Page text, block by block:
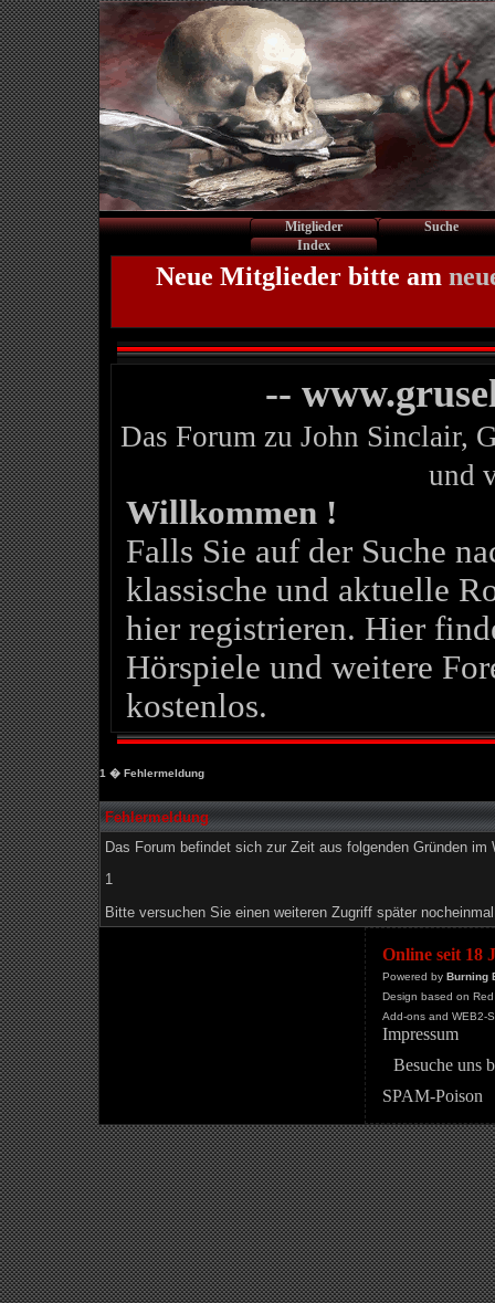
Mitglieder
Suche
Index
Neue Mitglieder bitte am
--
Das Forum zu John Sinclair,
und
Willkommen !
Falls Sie auf der Suche
klassische und aktuelle
hier registrieren. Hier
Hörspiele und weitere
kostenlos.
1 � Fehlermeldung
Fehlermeldung
Das Forum befindet sich zur Zeit aus folgenden Gründen im
1
Bitte versuchen Sie einen weiteren Zugriff später
Online seit 18
Powered by Burning
Design based on
Add-ons and WEB2-
Impressum
Besuche uns
SPAM-Poison